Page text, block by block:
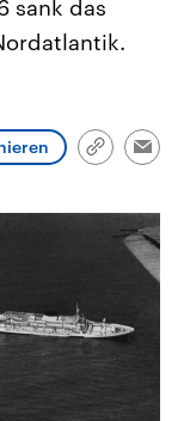
die Vereinigten
Einfluss auf
sank das
Link